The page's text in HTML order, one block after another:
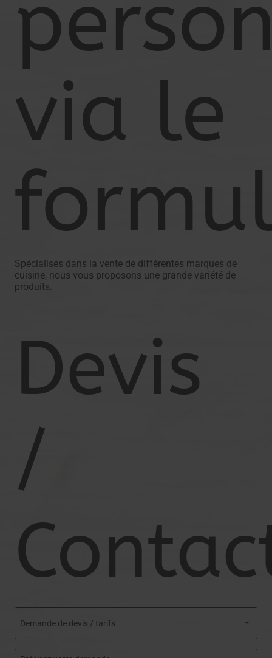
via le
Spécialisés dans la vente de différentes marques de
cuisine, nous vous proposons une grande variété de
produits.
Devis
/